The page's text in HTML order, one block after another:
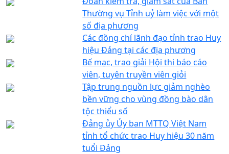
Thường vụ Tỉnh uỷ làm việc với một
số địa phương
Các đồng chí lãnh đạo tỉnh trao Huy
hiệu Đảng tại các địa phương
Bế mạc, trao giải Hội thi báo cáo
viên, tuyên truyền viên giỏi
Tập trung nguồn lực giảm nghèo
bền vững cho vùng đồng bào dân
tộc thiểu số
Đảng ủy Ủy ban MTTQ Việt Nam
tỉnh tổ chức trao Huy hiệu 30 năm
tuổi Đảng